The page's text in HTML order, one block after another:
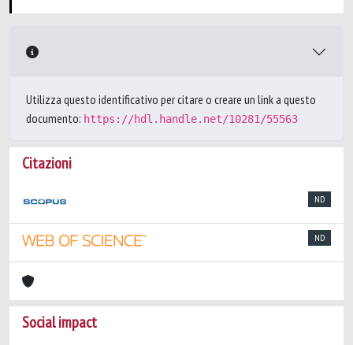
Utilizza questo identificativo per citare o creare un link a questo
documento: https://hdl.handle.net/10281/55563
Citazioni
ND
ND
Social impact